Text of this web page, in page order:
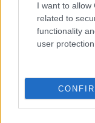
I want to allow
related to
functionality
user protection.
Μετά τον Β’
εκλογών, ο
γυρίσει σελίδα,
υποψήφιοι
πρόσωπα.